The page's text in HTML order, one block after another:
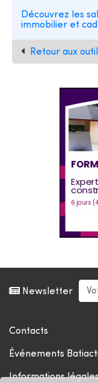
Découvrez les
immobilier et
Retour aux
Newsletter
Contacts
Événements
Informations